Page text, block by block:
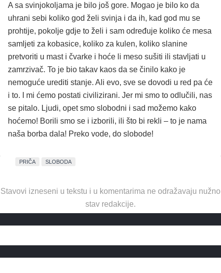
A sa svinjokoljama je bilo još gore. Mogao je bilo ko da
uhrani sebi koliko god želi svinja i da ih, kad god mu se
prohtije, pokolje gdje to želi i sam određuje koliko će mesa
samljeti za kobasice, koliko za kulen, koliko slanine
pretvoriti u mast i čvarke i hoće li meso sušiti ili stavljati u
zamrzivač. To je bio takav kaos da se činilo kako je
nemoguće urediti stanje. Ali evo, sve se dovodi u red pa će
i to. I mi ćemo postati civilizirani. Jer mi smo to odlučili, nas
se pitalo. Ljudi, opet smo slobodni i sad možemo kako
hoćemo! Borili smo se i izborili, ili što bi rekli – to je nama
naša borba dala! Preko vode, do slobode!
PRIČA SLOBODA
Stavovi izneseni u tekstu i u komentarima ne odražavaju nužno
stav redakcije.